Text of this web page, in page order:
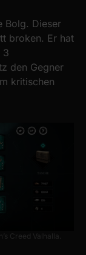
Bolg. Dieser
broken. Er hat
3
den Gegner
kritischen
Creed Valhalla.